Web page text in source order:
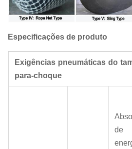
Especificações de produto
Exigências pneumáticas do
para-choque
de